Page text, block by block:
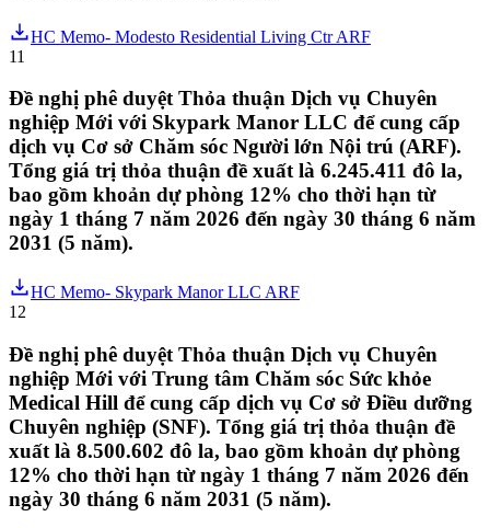
HC Memo- Modesto Residential Living Ctr ARF
11
Đề nghị phê duyệt Thỏa thuận Dịch vụ Chuyên
nghiệp Mới với Skypark Manor LLC để cung cấp
dịch vụ Cơ sở Chăm sóc Người lớn Nội trú (ARF).
Tổng giá trị thỏa thuận đề xuất là 6.245.411 đô la,
bao gồm khoản dự phòng 12% cho thời hạn từ
ngày 1 tháng 7 năm 2026 đến ngày 30 tháng 6 năm
2031 (5 năm).
HC Memo- Skypark Manor LLC ARF
12
Đề nghị phê duyệt Thỏa thuận Dịch vụ Chuyên
nghiệp Mới với Trung tâm Chăm sóc Sức khỏe
Medical Hill để cung cấp dịch vụ Cơ sở Điều dưỡng
Chuyên nghiệp (SNF). Tổng giá trị thỏa thuận đề
xuất là 8.500.602 đô la, bao gồm khoản dự phòng
12% cho thời hạn từ ngày 1 tháng 7 năm 2026 đến
ngày 30 tháng 6 năm 2031 (5 năm).